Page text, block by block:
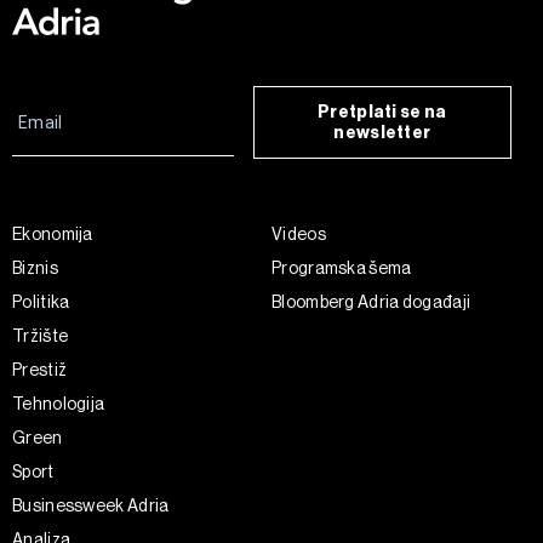
Pretplati se na
newsletter
Ekonomija
Biznis
Politika
Tržište
Prestiž
Tehnologija
Green
Sport
Businessweek Adria
Videos
Programska šema
Bloomberg Adria događaji